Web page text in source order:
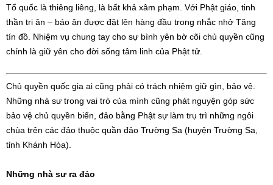
Tổ quốc là thiêng liêng, là bất khả xâm phạm. Với Phật giáo, tinh
thần tri ân – báo ân được đặt lên hàng đầu trong nhắc nhở Tăng
tín đồ. Nhiệm vụ chung tay cho sự bình yên bờ cõi chủ quyền cũng
chính là giữ yên cho đời sống tâm linh của Phật tử.
Chủ quyền quốc gia ai cũng phải có trách nhiệm giữ gìn, bảo vệ.
Những nhà sư trong vai trò của mình cũng phát nguyện góp sức
bảo vệ chủ quyền biển, đảo bằng Phật sự làm trụ trì những ngôi
chùa trên các đảo thuộc quần đảo Trường Sa (huyện Trường Sa,
tỉnh Khánh Hòa).
Những nhà sư ra đảo